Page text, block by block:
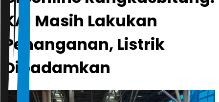
KAI Masih Lakukan
Penanganan, Listrik
Dipadamkan